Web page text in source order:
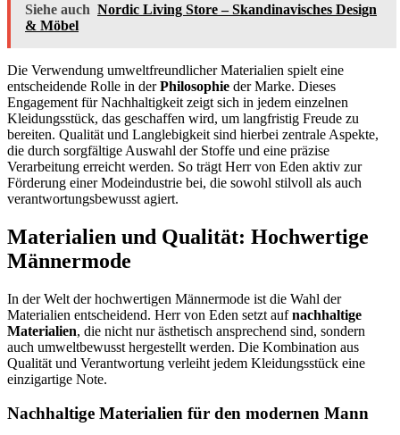
Siehe auch Nordic Living Store – Skandinavisches Design
& Möbel
Die Verwendung umweltfreundlicher Materialien spielt eine
entscheidende Rolle in derPhilosophie der Marke. Dieses
Engagement für Nachhaltigkeit zeigt sich in jedem einzelnen
Kleidungsstück, das geschaffen wird, um langfristig Freude zu
bereiten. Qualität und Langlebigkeit sind hierbei zentrale Aspekte,
die durch sorgfältige Auswahl der Stoffe und eine präzise
Verarbeitung erreicht werden. So trägt Herr von Eden aktiv zur
Förderung einer Modeindustrie bei, die sowohl stilvoll als auch
verantwortungsbewusst agiert.
Materialien und Qualität: Hochwertige
Männermode
In der Welt der hochwertigen Männermode ist die Wahl der
Materialien entscheidend. Herr von Eden setzt aufnachhaltige
Materialien, die nicht nur ästhetisch ansprechend sind, sondern
auch umweltbewusst hergestellt werden. Die Kombination aus
Qualität und Verantwortung verleiht jedem Kleidungsstück eine
einzigartige Note.
Nachhaltige Materialien für den modernen Mann